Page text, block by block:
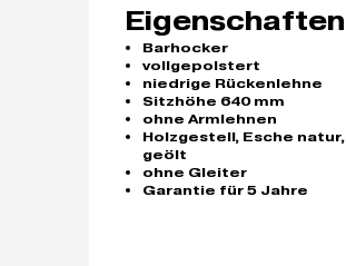
Eigenschaften
Barhocker
vollgepolstert
niedrige Rückenlehne
Sitzhöhe 640 mm
ohne Armlehnen
Holzgestell, Esche natur,
geölt
ohne Gleiter
Garantie für 5 Jahre